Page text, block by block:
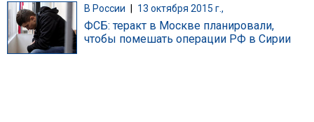
В России 13 октября 2015 г.,
ФСБ: теракт в Москве планировали,
чтобы помешать операции РФ в Сирии